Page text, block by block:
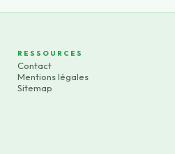
RESSOURCES
Contact
Mentions légales
Sitemap